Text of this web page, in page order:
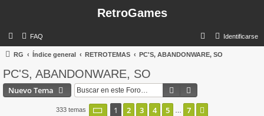
RetroGames
FAQ Identificarse
RG Índice general RETROTEMAS PC'S, ABANDONWARE, SO
PC'S, ABANDONWARE, SO
Nuevo Tema Buscar
333 temas Página de
1 2 3 4 5 7